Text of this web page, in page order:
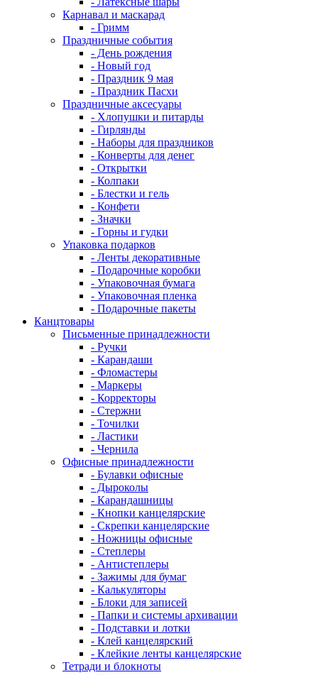
Карнавал и маскарад
- Гримм
Праздничные события
- День рождения
- Новый год
- Праздник 9 мая
- Праздник Пасхи
Праздничные аксесуары
- Хлопушки и питарды
- Гирлянды
- Наборы для праздников
- Конверты для денег
- Открытки
- Колпаки
- Блестки и гель
- Конфети
- Значки
- Горны и гудки
Упаковка подарков
- Ленты декоративные
- Подарочные коробки
- Упаковочная бумага
- Упаковочная пленка
- Подарочные пакеты
Канцтовары
Письменные принадлежности
- Ручки
- Карандаши
- Фломастеры
- Маркеры
- Корректоры
- Стержни
- Точилки
- Ластики
- Чернила
Офисные принадлежности
- Булавки офисные
- Дыроколы
- Карандашницы
- Кнопки канцелярские
- Скрепки канцелярские
- Ножницы офисные
- Степлеры
- Антистеплеры
- Зажимы для бумаг
- Калькуляторы
- Блоки для записей
- Папки и системы архивации
- Подставки и лотки
- Клей канцелярский
- Клейкие ленты канцелярские
Тетради и блокноты